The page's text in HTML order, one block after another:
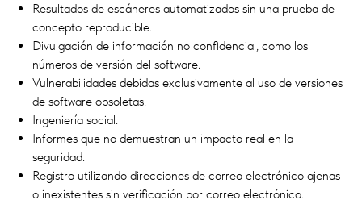
Resultados de escáneres automatizados sin una prueba de
concepto reproducible.
Divulgación de información no confidencial, como los
números de versión del software.
Vulnerabilidades debidas exclusivamente al uso de versiones
de software obsoletas.
Ingeniería social.
Informes que no demuestran un impacto real en la
seguridad.
Registro utilizando direcciones de correo electrónico ajenas
o inexistentes sin verificación por correo electrónico.